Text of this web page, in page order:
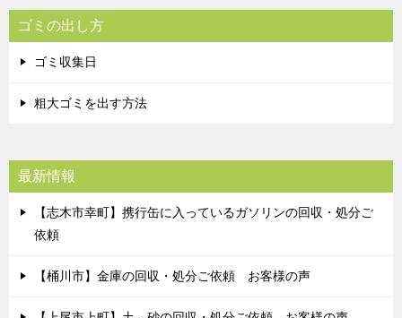
ゴミの出し方
ゴミ収集日
粗大ゴミを出す方法
最新情報
【志木市幸町】携行缶に入っているガソリンの回収・処分ご
依頼
【桶川市】金庫の回収・処分ご依頼 お客様の声